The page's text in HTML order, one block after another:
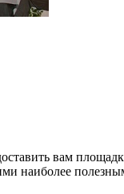
вам
наиболее